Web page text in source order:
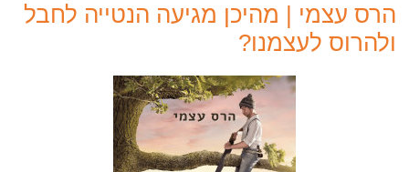
הרס עצמי | מהיכן מגיעה הנטייה לחבל
ולהרוס לעצמנו?